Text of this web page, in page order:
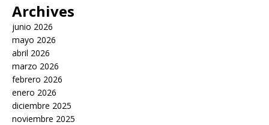
Archives
junio 2026
mayo 2026
abril 2026
marzo 2026
febrero 2026
enero 2026
diciembre 2025
noviembre 2025